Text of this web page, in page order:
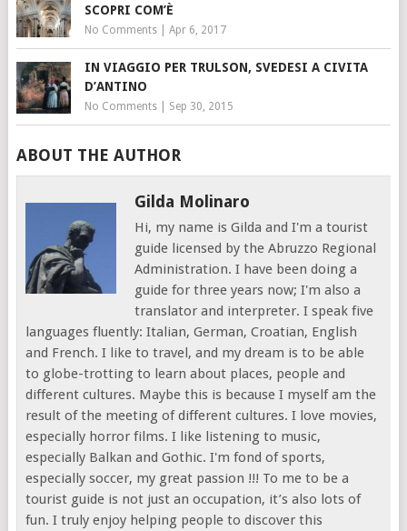
SCOPRI COM’È
No Comments| Apr 6, 2017
IN VIAGGIO PER TRULSON, SVEDESI A CIVITA
D’ANTINO
No Comments| Sep 30, 2015
ABOUT THE AUTHOR
Gilda Molinaro
Hi, my name is Gilda and I'm a tourist
guide licensed by the Abruzzo Regional
Administration. I have been doing a
guide for three years now; I'm also a
translator and interpreter. I speak five
languages fluently: Italian, German, Croatian, English
and French. I like to travel, and my dream is to be able
to globe-trotting to learn about places, people and
different cultures. Maybe this is because I myself am the
result of the meeting of different cultures. I love movies,
especially horror films. I like listening to music,
especially Balkan and Gothic. I'm fond of sports,
especially soccer, my great passion !!! To me to be a
tourist guide is not just an occupation, it’s also lots of
fun. I truly enjoy helping people to discover this